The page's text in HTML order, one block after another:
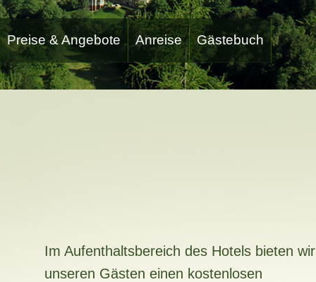
Preise & Angebote Anreise Gästebuch
Im Aufenthaltsbereich des Hotels bieten wir
unseren Gästen einen kostenlosen